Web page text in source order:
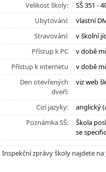
Velikost školy:
SŠ 351 -
Ubytování:
vlastní
Stravování:
v školní
Přístup k PC
v době
Přístup k internetu
v době
Den otevřených
dveří:
viz web
Cizí jazyky:
anglický
Poznámka SŠ:
Škola
se
Inspekční zprávy školy najdete na